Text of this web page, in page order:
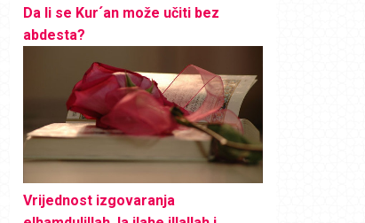
Da li se Kur´an može učiti bez
abdesta?
Vrijednost izgovaranja